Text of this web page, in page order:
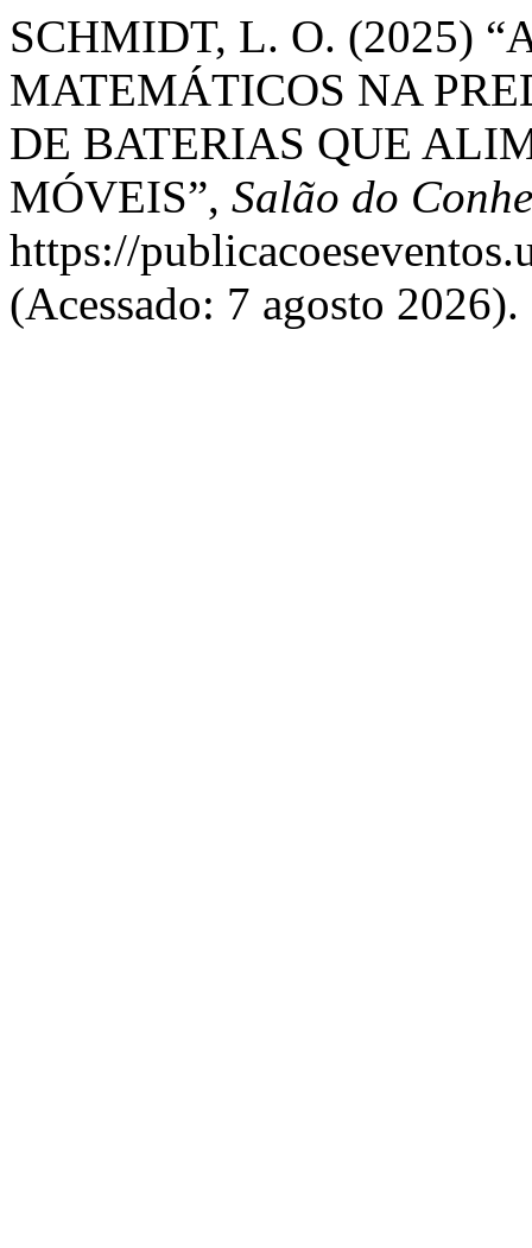
SCHMIDT, L. O. (2025)
MATEMÁTICOS NA
DE BATERIAS QUE
MÓVEIS”, Salão do
https://
(Acessado: 7 agosto 2026).